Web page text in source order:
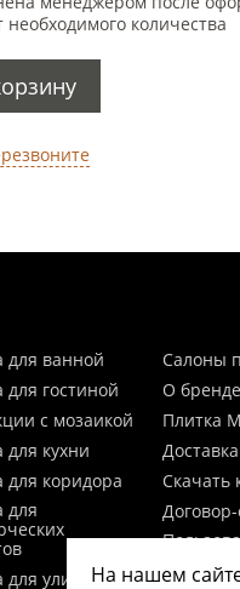
необходимого количества
для ванной
для гостиной
с мозаикой
для кухни
для коридора
для
для улицы
Салоны
О бренде
Плитка
Доставка
Скачать
На нашем